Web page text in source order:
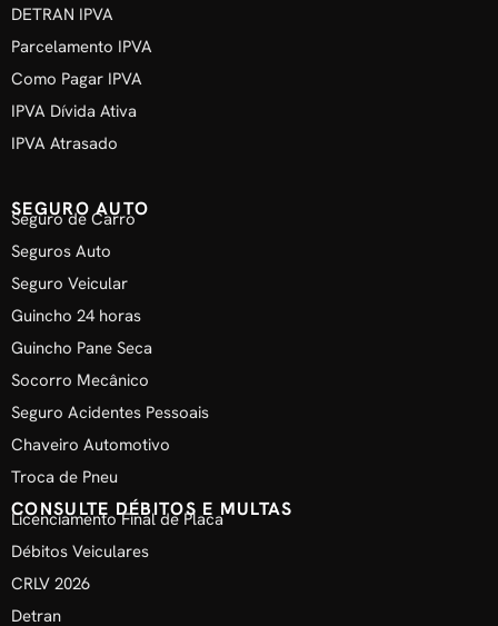
DETRAN IPVA
Parcelamento IPVA
Como Pagar IPVA
IPVA Dívida Ativa
IPVA Atrasado
SEGURO AUTO
Seguro de Carro
Seguros Auto
Seguro Veicular
Guincho 24 horas
Guincho Pane Seca
Socorro Mecânico
Seguro Acidentes Pessoais
Chaveiro Automotivo
Troca de Pneu
CONSULTE DÉBITOS E MULTAS
Licenciamento Final de Placa
Débitos Veiculares
CRLV 2026
Detran